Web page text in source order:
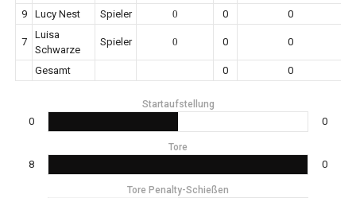
9 Lucy Nest Spieler 0 0 0
7
Luisa
Schwarze
Spieler 0 0 0
Gesamt 0 0
Startaufstellung
0 0
Tore
8 0
Tore Penalty-Schießen